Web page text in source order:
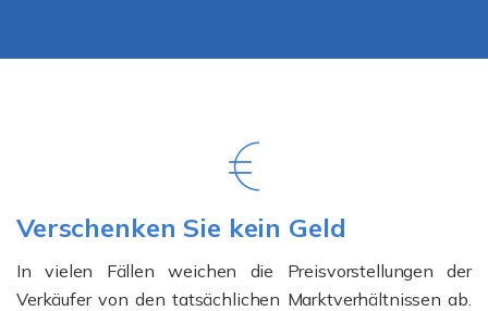
Verschenken Sie kein Geld
In vielen Fällen weichen die Preisvorstellungen der
Verkäufer von den tatsächlichen Marktverhältnissen ab.